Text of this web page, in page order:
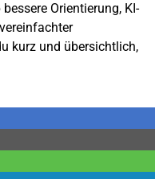
bessere Orientierung, KI-
kurz und übersichtlich,